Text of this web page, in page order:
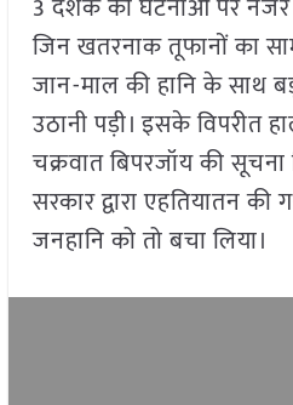
3 दशक की घटनाओं पर नजर
जिन खतरनाक तूफानों का
जान-माल की हानि के साथ
उठानी पड़ी। इसके विपरीत
चक्रवात बिपरजॉय की
सरकार द्वारा एहतियातन
जनहानि को तो बचा लिया।